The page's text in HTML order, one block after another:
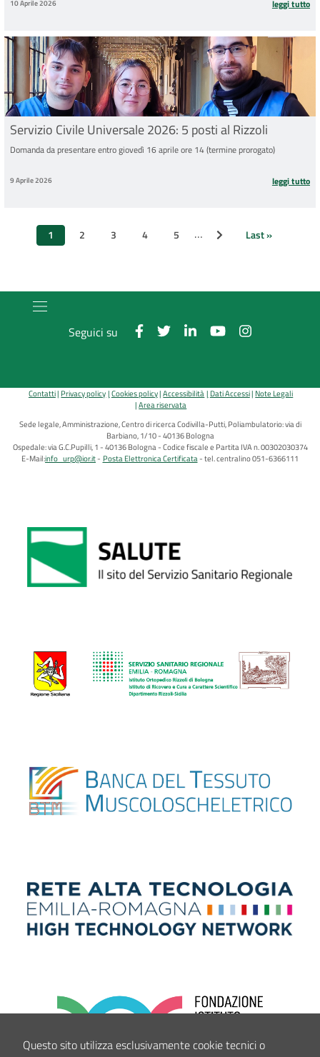
10 Aprile 2026 leggi tutto
Servizio Civile Universale 2026: 5 posti al Rizzoli
Domanda da presentare entro giovedì 16 aprile ore 14 (termine prorogato)
9 Aprile 2026 leggi tutto
Pagina
1 Page
2 Page
3 Page
4 Page
5 … Pagina successiva
Ultima
Last »
Seguici su
Contatti Privacy policy Cookies policy Accessibilità Dati Accessi Note Legali
Area riservata
Sede legale, Amministrazione, Centro di ricerca Codivilla-Putti, Poliambulatorio: via di
Barbiano, 1/10 - 40136 Bologna
Ospedale: via G.C.Pupilli, 1 - 40136 Bologna - Codice fiscale e Partita IVA n. 00302030374
E-Mail:info_urp@ior.it Posta Elettronica Certificata tel. centralino 051-6366111
Questo sito utilizza esclusivamente cookie tecnici o